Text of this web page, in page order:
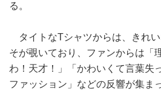
る。
タイトなTシャツからは、きれ
そが覗いており、ファンからは「
わ！天才！」「かわいくて言葉失
ファッション」などの反響が集ま